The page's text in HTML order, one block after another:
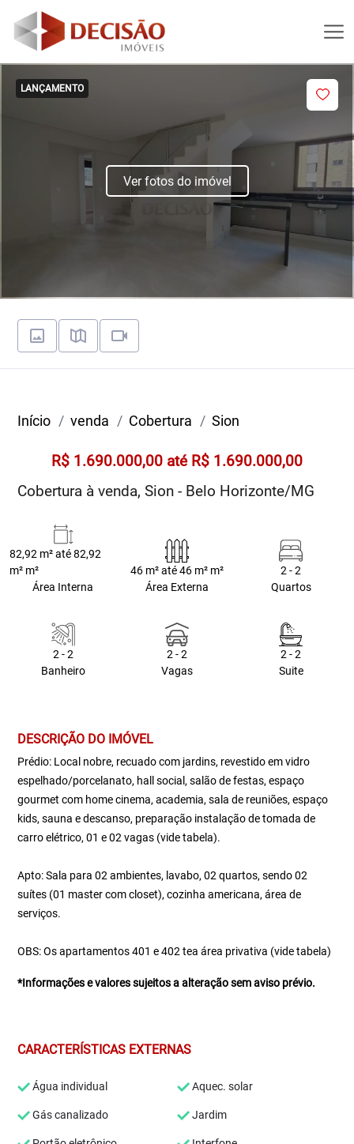
LANÇAMENTO
Ver fotos do imóvel
Início venda Cobertura Sion
R$ 1.690.000,00 até R$ 1.690.000,00
Cobertura à venda, Sion - Belo Horizonte/MG
82,92 m² até 82,92
m² m²
Área Interna
46 m² até 46 m² m²
Área Externa
2 - 2
Quartos
2 - 2
Banheiro
2 - 2
Vagas
2 - 2
Suite
DESCRIÇÃO DO IMÓVEL
Prédio: Local nobre, recuado com jardins, revestido em vidro
espelhado/porcelanato, hall social, salão de festas, espaço
gourmet com home cinema, academia, sala de reuniões, espaço
kids, sauna e descanso, preparação instalação de tomada de
carro elétrico, 01 e 02 vagas (vide tabela).
Apto: Sala para 02 ambientes, lavabo, 02 quartos, sendo 02
suítes (01 master com closet), cozinha americana, área de
serviços.
OBS: Os apartamentos 401 e 402 tea área privativa (vide tabela)
*Informações e valores sujeitos a alteração sem aviso prévio.
CARACTERÍSTICAS EXTERNAS
Água individual Aquec. solar
Gás canalizado Jardim